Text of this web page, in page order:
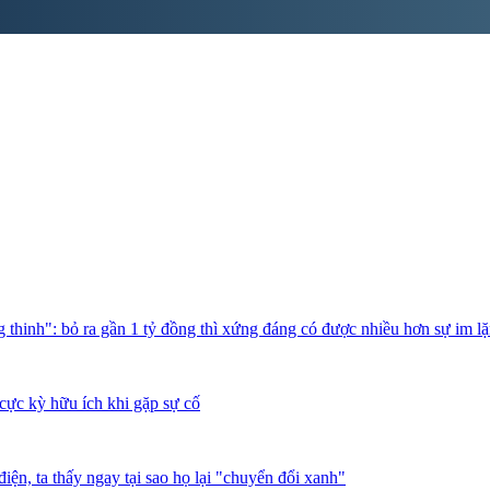
bỏ ra gần 1 tỷ đồng thì xứng đáng có được nhiều hơn sự im
kỳ hữu ích khi gặp sự cố
ta thấy ngay tại sao họ lại "chuyển đổi xanh"